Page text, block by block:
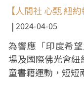
【人間社 心甄 紐約
2024-04-05
為響應「印度希
場及國際佛光會
童書籍運動，短短